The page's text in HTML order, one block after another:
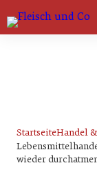
Marktführer
StartseiteHandel
wieder